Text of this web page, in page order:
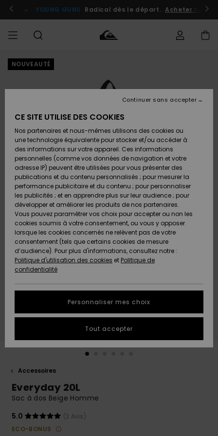
l'information
le
Se connecter / s'inscrire
YOUNG GUNS Radical dès le départ. Acheter
HOMME
Chaussures
& Tongs
Surf
Snow
Nouveautés
A
Découvrir
Chaussures
& Tongs
Surf
Snow
Nouveautés
A
Découvrir
FEMME
A
Découvrir
Snow
SURF
Homme
Surf
Shop
Enfant
Highlights
Communauté
SNOW
Homme
Snow
Shop
Enfant
Snow
Shop
Femme
A
Découvrir
Communauté
OUTLET
Enfant
Outlet
Femme
AIDE &
CONTACT
commande
Retours
Paiement
Carte
Cadeau
Quiksilver
Freedom
Protection
des
tailles
conversation
plus rapide
à votre
Démarrer
MAGASINS
QUIKSILVER
NOUVEAUTÉ
Accessoires
Everyday 20L
Sac à dos Beige Homme
5.0
(2 Avis)
ECO-BONUS
CE SITE UTILISE DES COOKIES
Nos partenaires et nous-mêmes utilisons des cookies ou
une technologie équivalente pour stocker et/ou accéder à
des informations sur votre appareil. Ces informations
personnelles (comme vos données de navigation et votre
adresse IP) peuvent être utilisées pour vous présenter des
publications et du contenu personnalisés ; pour mesurer la
performance publicitaire et du contenu ; pour personnaliser
les publicités ; et en apprendre plus sur leur audience ; pour
développer et améliorer les produits de nos partenaires.
Vous pouvez paramétrer vos choix pour accepter ou non les
cookies soumis à votre consentement, ou vous y opposer
lorsque les cookies concernés ne relèvent pas de votre
consentement (tels que certains cookies de mesure
d’audience). Pour plus d'informations, consultez notre :
Politique d'utilisation des cookies et Politique de
confidentialité
Personnaliser mes choix
Continuer sans accepter
Tout accepter